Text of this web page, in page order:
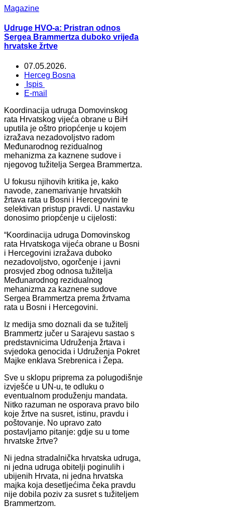
Magazine
Udruge HVO-a: Pristran odnos
Sergea Brammertza duboko vrijeđa
hrvatske žrtve
07.05.2026.
Herceg Bosna
Ispis
E-mail
Koordinacija udruga Domovinskog
rata Hrvatskog vijeća obrane u BiH
uputila je oštro priopćenje u kojem
izražava nezadovoljstvo radom
Međunarodnog rezidualnog
mehanizma za kaznene sudove i
njegovog tužitelja Sergea Brammertza.
U fokusu njihovih kritika je, kako
navode, zanemarivanje hrvatskih
žrtava rata u Bosni i Hercegovini te
selektivan pristup pravdi. U nastavku
donosimo priopćenje u cijelosti:
“Koordinacija udruga Domovinskog
rata Hrvatskoga vijeća obrane u Bosni
i Hercegovini izražava duboko
nezadovoljstvo, ogorčenje i javni
prosvjed zbog odnosa tužitelja
Međunarodnog rezidualnog
mehanizma za kaznene sudove
Sergea Brammertza prema žrtvama
rata u Bosni i Hercegovini.
Iz medija smo doznali da se tužitelj
Brammertz jučer u Sarajevu sastao s
predstavnicima Udruženja žrtava i
svjedoka genocida i Udruženja Pokret
Majke enklava Srebrenica i Žepa.
Sve u sklopu priprema za polugodišnje
izvješće u UN-u, te odluku o
eventualnom produženju mandata.
Nitko razuman ne osporava pravo bilo
koje žrtve na susret, istinu, pravdu i
poštovanje. No upravo zato
postavljamo pitanje: gdje su u tome
hrvatske žrtve?
Ni jedna stradalnička hrvatska udruga,
ni jedna udruga obitelji poginulih i
ubijenih Hrvata, ni jedna hrvatska
majka koja desetljećima čeka pravdu
nije dobila poziv za susret s tužiteljem
Brammertzom.